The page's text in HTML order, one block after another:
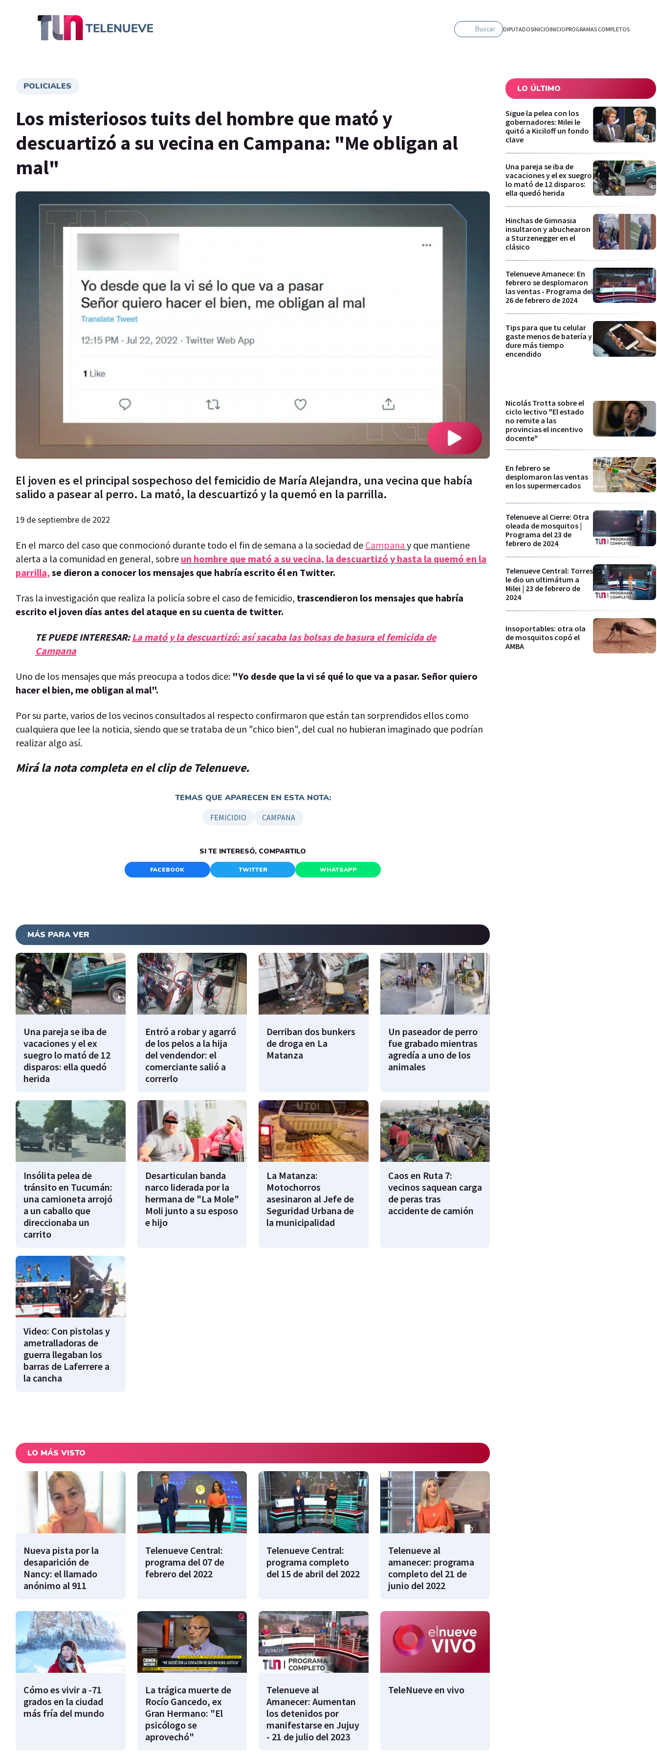
Buscar DIPUTADOSINICIOINICIOPROGRAMAS COMPLETOS
POLICIALES
Los misteriosos tuits del hombre que mató y
descuartizó a su vecina en Campana: "Me obligan al
mal"
El joven es el principal sospechoso del femicidio de María Alejandra, una vecina que había
salido a pasear al perro. La mató, la descuartizó y la quemó en la parrilla.
19 de septiembre de 2022
En el marco del caso que conmocionó durante todo el fin de semana a la sociedad de Campana y que mantiene
alerta a la comunidad en general, sobre un hombre que mató a su vecina, la descuartizó y hasta la quemó en la
parrilla, se dieron a conocer los mensajes que habría escrito él en Twitter.
Tras la investigación que realiza la policía sobre el caso de femicidio, trascendieron los mensajes que habría
escrito el joven días antes del ataque en su cuenta de twitter.
TE PUEDE INTERESAR: La mató y la descuartizó: así sacaba las bolsas de basura el femicida de
Campana
Uno de los mensajes que más preocupa a todos dice: "Yo desde que la vi sé qué lo que va a pasar. Señor quiero
hacer el bien, me obligan al mal".
Por su parte, varios de los vecinos consultados al respecto confirmaron que están tan sorprendidos ellos como
cualquiera que lee la noticia, siendo que se trataba de un "chico bien", del cual no hubieran imaginado que podrían
realizar algo así.
Mirá la nota completa en el clip de Telenueve.
TEMAS QUE APARECEN EN ESTA NOTA:
FEMICIDIO CAMPANA
SI TE INTERESÓ, COMPARTILO
FACEBOOK TWITTER WHATSAPP
MÁS PARA VER
Una pareja se iba de
vacaciones y el ex
suegro lo mató de 12
disparos: ella quedó
herida
Entró a robar y agarró
de los pelos a la hija
del vendendor: el
comerciante salió a
correrlo
Derriban dos bunkers
de droga en La
Matanza
Un paseador de perro
fue grabado mientras
agredía a uno de los
animales
Insólita pelea de
tránsito en Tucumán:
una camioneta arrojó
a un caballo que
direccionaba un
carrito
Desarticulan banda
narco liderada por la
hermana de "La Mole"
Moli junto a su esposo
e hijo
La Matanza:
Motochorros
asesinaron al Jefe de
Seguridad Urbana de
la municipalidad
Caos en Ruta 7:
vecinos saquean carga
de peras tras
accidente de camión
Video: Con pistolas y
ametralladoras de
guerra llegaban los
barras de Laferrere a
la cancha
LO MÁS VISTO
Nueva pista por la
desaparición de
Nancy: el llamado
anónimo al 911
Telenueve Central:
programa del 07 de
febrero del 2022
Telenueve Central:
programa completo
del 15 de abril del 2022
Telenueve al
amanecer: programa
completo del 21 de
junio del 2022
Cómo es vivir a -71
grados en la ciudad
más fría del mundo
La trágica muerte de
Rocío Gancedo, ex
Gran Hermano: "El
psicólogo se
aprovechó"
Telenueve al
Amanecer: Aumentan
los detenidos por
manifestarse en Jujuy
- 21 de julio del 2023
TeleNueve en vivo
LO ÚLTIMO
Sigue la pelea con los
gobernadores: Milei le
quitó a Kiciloff un fondo
clave
Una pareja se iba de
vacaciones y el ex suegro
lo mató de 12 disparos:
ella quedó herida
Hinchas de Gimnasia
insultaron y abuchearon
a Sturzenegger en el
clásico
Telenueve Amanece: En
febrero se desplomaron
las ventas - Programa del
26 de febrero de 2024
Tips para que tu celular
gaste menos de batería y
dure más tiempo
encendido
Nicolás Trotta sobre el
ciclo lectivo "El estado
no remite a las
provincias el incentivo
docente"
En febrero se
desplomaron las ventas
en los supermercados
Telenueve al Cierre: Otra
oleada de mosquitos |
Programa del 23 de
febrero de 2024
Telenueve Central: Torres
le dio un ultimátum a
Milei | 23 de febrero de
2024
Insoportables: otra ola
de mosquitos copó el
AMBA